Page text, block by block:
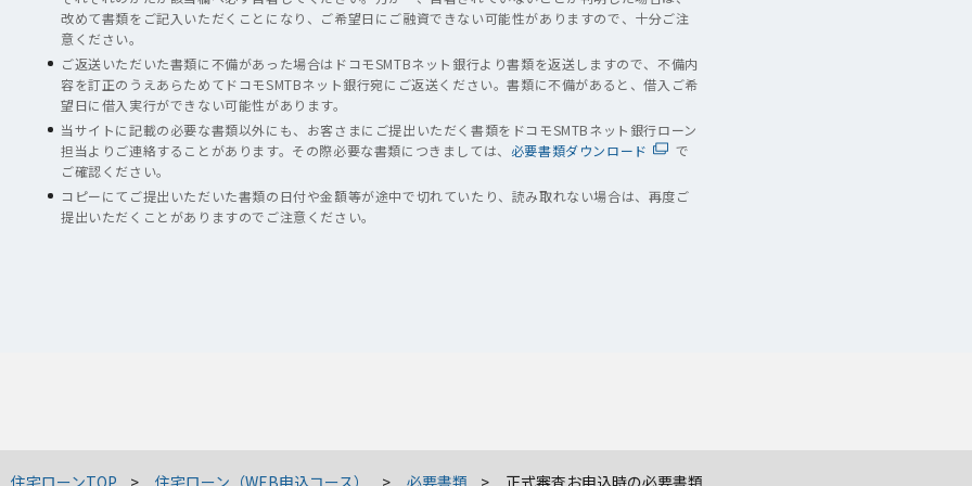
改めて書類をご記入いただくことになり、ご希望日にご融資できない可能性がありますので、十分ご注
意ください。
ご返送いただいた書類に不備があった場合はドコモSMTBネット銀行より書類を返送しますので、不備内
容を訂正のうえあらためてドコモSMTBネット銀行宛にご返送ください。書類に不備があると、借入ご希
望日に借入実行ができない可能性があります。
当サイトに記載の必要な書類以外にも、お客さまにご提出いただく書類をドコモSMTBネット銀行ローン
担当よりご連絡することがあります。その際必要な書類につきましては、 必要書類ダウンロード
で
ご確認ください。
コピーにてご提出いただいた書類の日付や金額等が途中で切れていたり、読み取れない場合は、再度ご
提出いただくことがありますのでご注意ください。
住宅ローンTOP 住宅ローン（WEB申込コース） 必要書類 正式審査お申込時の必要書類